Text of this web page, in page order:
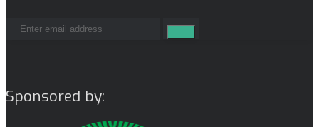
Sponsored by: